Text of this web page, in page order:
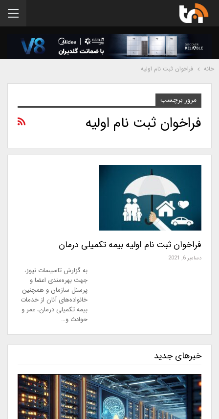
خانه فراخوان ثبت نام اولیه
مرور برچسب
فراخوان ثبت نام اولیه
فراخوان ثبت نام اولیه بیمه تکمیلی درمان
دسامبر 6, 2021
به گزارش تاسیسات نیوز،
جهت بهره‌مندی اعضا و
پرسنل سازمان و همچنین
خانواده‌های آنان از خدمات
بیمه تکمیلی درمان، عمر و
حوادث و…
خبرهای جدید